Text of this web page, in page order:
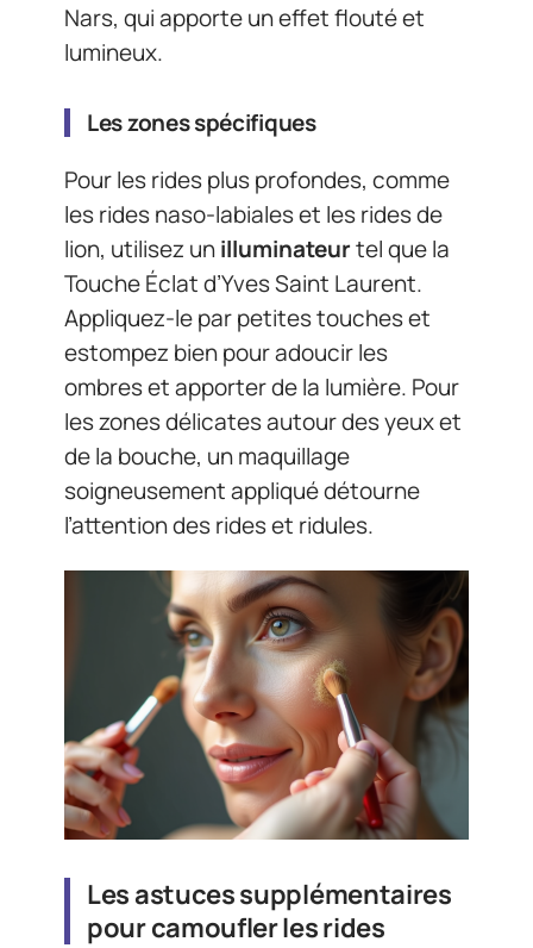
Nars, qui apporte un effet flouté et
lumineux.
Les zones spécifiques
Pour les rides plus profondes, comme
les rides naso-labiales et les rides de
lion, utilisez unilluminateurtel que la
Touche Éclat d’Yves Saint Laurent.
Appliquez-le par petites touches et
estompez bien pour adoucir les
ombres et apporter de la lumière. Pour
les zones délicates autour des yeux et
de la bouche, un maquillage
soigneusement appliqué détourne
l’attention des rides et ridules.
Les astuces supplémentaires
pour camoufler les rides